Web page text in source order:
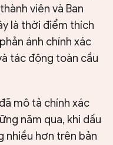
viên và Ban
là thời điểm thích
ánh chính xác
tác động toàn cầu
mô tả chính xác
năm qua, khi dấu
nhiều hơn trên bản